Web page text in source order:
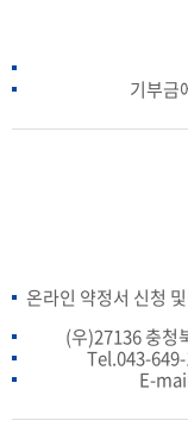
기부금
온라인 약정서 신청
(우)27136 충청
Tel.043-
E-